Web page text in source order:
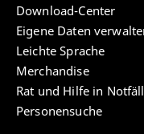
Download-Center
Eigene Daten
Leichte Sprache
Merchandise
Rat und Hilfe in
Personensuche